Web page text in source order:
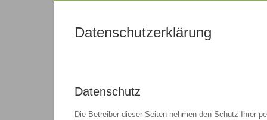
Datenschutzerklärung
Datenschutz
Die Betreiber dieser Seiten nehmen den Schutz Ihrer